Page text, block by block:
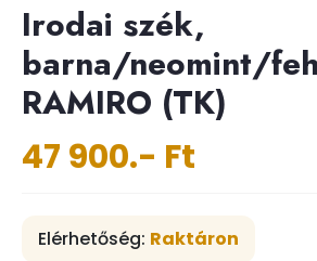
Irodai szék,
barna/neomint/
RAMIRO (TK)
47 900.- Ft
Elérhetőség: Raktáron